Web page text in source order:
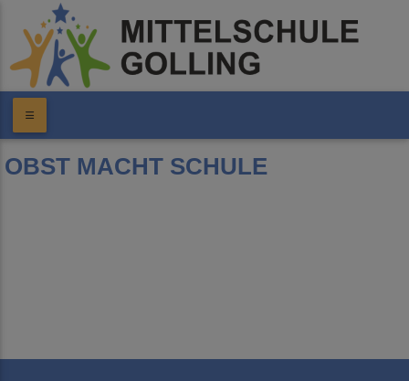
OBST MACHT SCHULE